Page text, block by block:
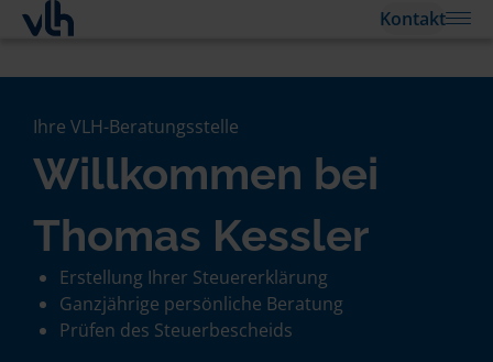
Kontakt
Ihre VLH-Beratungsstelle
Willkommen bei
Thomas Kessler
Erstellung Ihrer Steuererklärung
Ganzjährige persönliche Beratung
Prüfen des Steuerbescheids